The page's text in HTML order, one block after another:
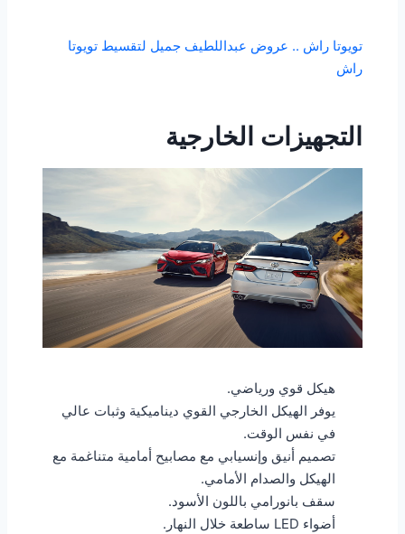
تويوتا راش .. عروض عبداللطيف جميل لتقسيط تويوتا
راش
التجهيزات الخارجية
هيكل قوي ورياضي.
يوفر الهيكل الخارجي القوي ديناميكية وثبات عالي
في نفس الوقت.
تصميم أنيق وإنسيابي مع مصابيح أمامية متناغمة مع
الهيكل والصدام الأمامي.
سقف بانورامي باللون الأسود.
أضواء LED ساطعة خلال النهار.